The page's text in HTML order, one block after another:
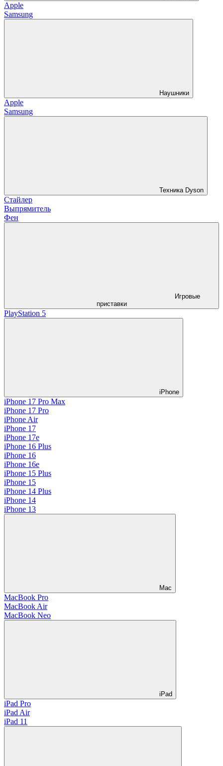
Apple
Samsung
Наушники
Apple
Samsung
Техника Dyson
Стайлер
Выпрямитель
Фен
Игровые
приставки
PlayStation 5
iPhone
iPhone 17 Pro Max
iPhone 17 Pro
iPhone Air
iPhone 17
iPhone 17e
iPhone 16 Plus
iPhone 16
iPhone 16e
iPhone 15 Plus
iPhone 15
iPhone 14 Plus
iPhone 14
iPhone 13
Mac
MacBook Pro
MacBook Air
MacBook Neo
iPad
iPad Pro
iPad Air
iPad 11